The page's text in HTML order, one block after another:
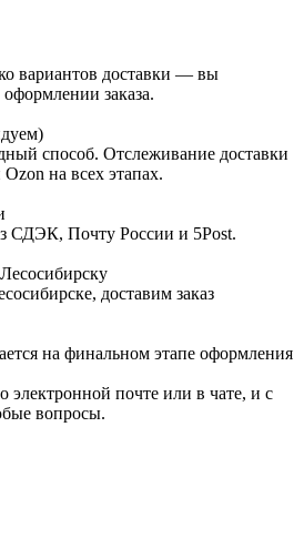
вариантов доставки — вы
заказа.
способ. Отслеживание доставки
на всех этапах.
СДЭК, Почту России и 5Post.
доставим заказ
на финальном этапе оформления
почте или в чате, и с
вопросы.